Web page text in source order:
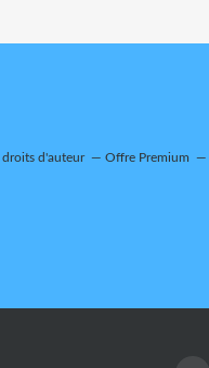
d'auteur Offre Premium